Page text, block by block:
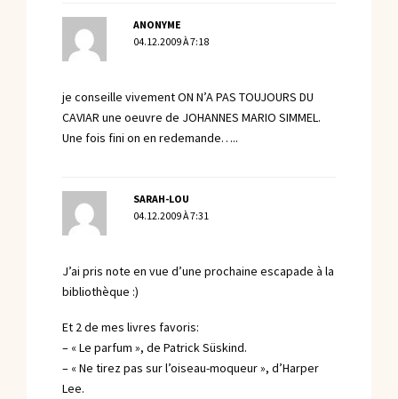
ANONYME
04.12.2009 À 7:18
je conseille vivement ON N’A PAS TOUJOURS DU
CAVIAR une oeuvre de JOHANNES MARIO SIMMEL.
Une fois fini on en redemande…..
SARAH-LOU
04.12.2009 À 7:31
J’ai pris note en vue d’une prochaine escapade à la
bibliothèque :)
Et 2 de mes livres favoris:
– « Le parfum », de Patrick Süskind.
– « Ne tirez pas sur l’oiseau-moqueur », d’Harper
Lee.